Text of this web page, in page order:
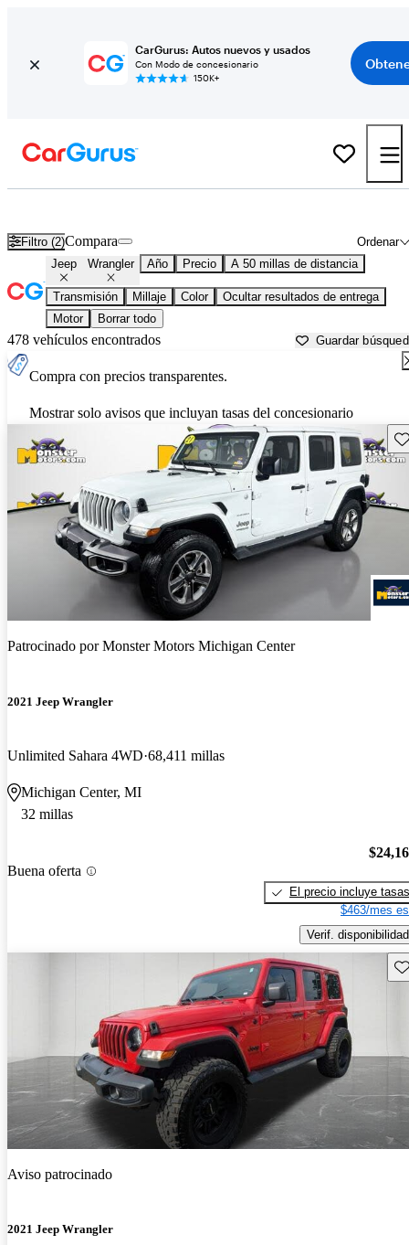
CarGurus: Autos nuevos y usados
Con Modo de concesionario
150K+
Filtro (2) Ordenar
Compara
Jeep Wrangler Año Precio A 50 millas de distancia
Transmisión Millaje Color
Ocultar resultados de entrega
Motor
Borrar todo
478 vehículos encontrados Guardar
Compra con precios transparentes.
Mostrar solo avisos que incluyan tasas del concesionario
Patrocinado porMonster Motors Michigan Center
2021 Jeep Wrangler
Unlimited Sahara 4WD 68,411 millas
Michigan Center, MI
32 millas
Buena oferta
El precio incluye tasas
$463/mes
Verif. disponibilidad
Aviso patrocinado
2021 Jeep Wrangler